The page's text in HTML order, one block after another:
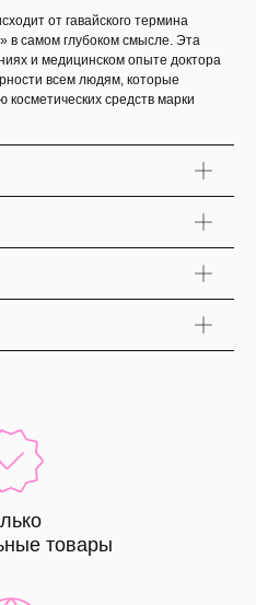
от гавайского термина
в самом глубоком смысле. Эта
и медицинском опыте доктора
всем людям, которые
средств марки
товары